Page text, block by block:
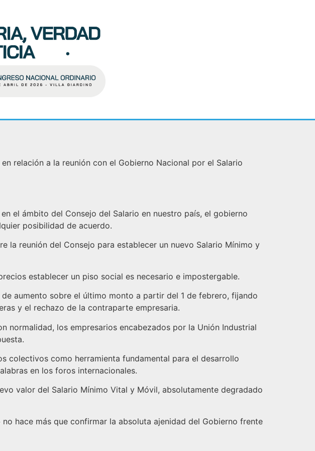
relación a la reunión con el Gobierno Nacional por el Salario
el ámbito del Consejo del Salario en nuestro país, el gobierno
posibilidad de acuerdo.
la reunión del Consejo para establecer un nuevo Salario Mínimo y
establecer un piso social es necesario e impostergable.
aumento sobre el último monto a partir del 1 de febrero, fijando
y el rechazo de la contraparte empresaria.
normalidad, los empresarios encabezados por la Unión Industrial
colectivos como herramienta fundamental para el desarrollo
en los foros internacionales.
valor del Salario Mínimo Vital y Móvil, absolutamente degradado
hace más que confirmar la absoluta ajenidad del Gobierno frente